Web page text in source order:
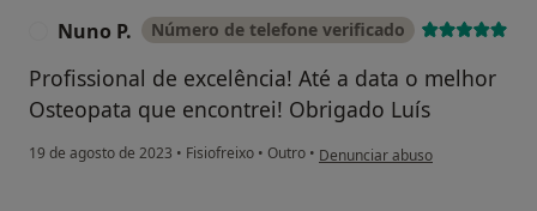
Nuno P. Número de telefone verificado
Profissional de excelência! Até a data o melhor
Osteopata que encontrei! Obrigado Luís
19 de agosto de 2023 • Fisiofreixo • Outro • na opinião do utilizador Nuno P.
Denunciar abuso